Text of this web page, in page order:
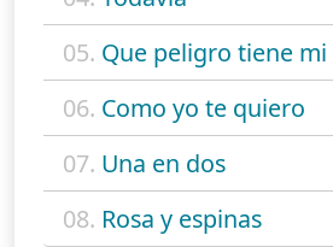
05. Que peligro tiene mi
06. Como yo te quiero
07. Una en dos
08. Rosa y espinas